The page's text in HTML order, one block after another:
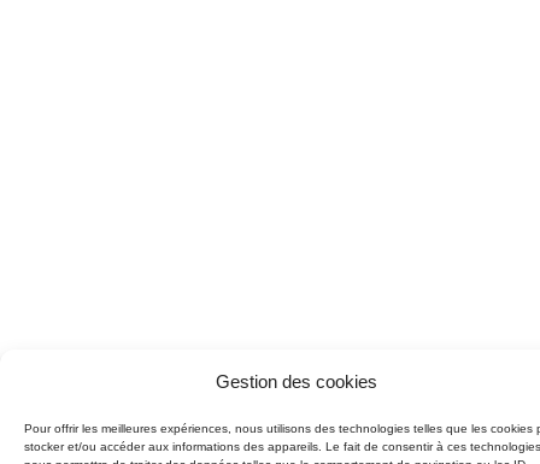
Gestion des cookies
Pour offrir les meilleures expériences, nous utilisons des technologies telles que les cookies
stocker et/ou accéder aux informations des appareils. Le fait de consentir à ces technologies